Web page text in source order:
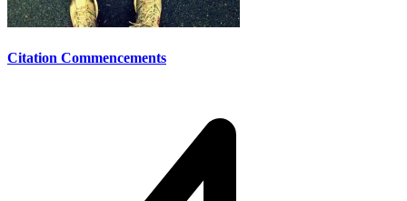
Citation Commencements